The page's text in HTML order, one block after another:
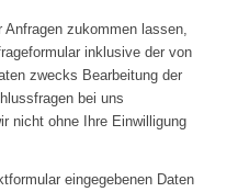
zukommen lassen,
inklusive der von
zwecks Bearbeitung der
bei uns
nicht ohne Ihre Einwilligung
eingegebenen Daten